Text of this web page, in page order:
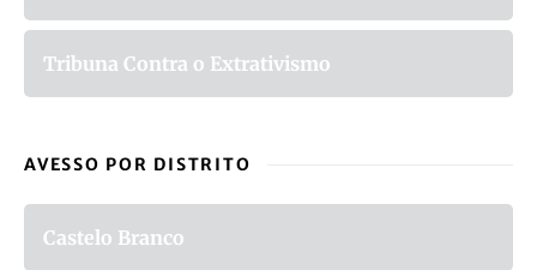
Tribuna Contra o Extrativismo
AVESSO POR DISTRITO
Castelo Branco